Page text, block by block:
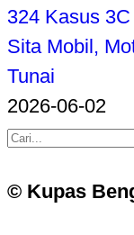
324 Kasus
Sita Mobil,
Tunai
2026-06-02
© Kupas